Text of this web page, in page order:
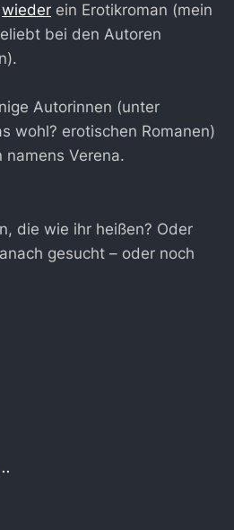
wieder ein Erotikroman (mein
bei den Autoren
Autorinnen (unter
wohl? erotischen Romanen)
Verena.
die wie ihr heißen? Oder
gesucht – oder noch